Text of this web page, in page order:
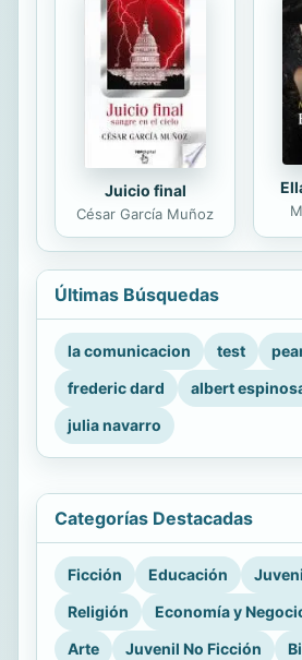
Juicio final
César García Muñoz
Últimas Búsquedas
la comunicacion test
frederic dard
albert
julia navarro
Categorías Destacadas
Ficción Educación
Religión
Economía y
Arte
Juvenil No Ficción